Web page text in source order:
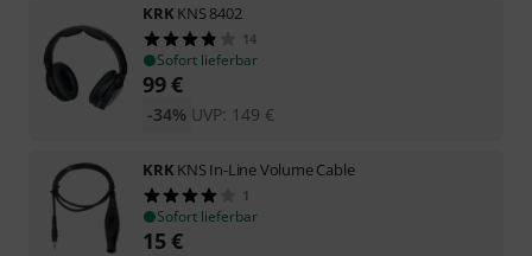
KRK KNS 8402
14
Sofort lieferbar
99€
UVP: 149 €
-34%
KRK KNS In-Line Volume Cable
1
Sofort lieferbar
15€